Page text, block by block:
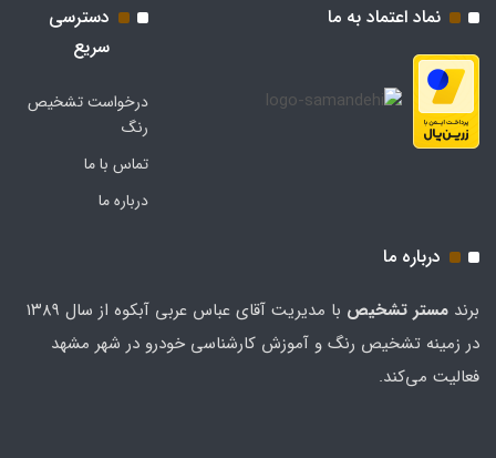
نماد اعتماد به ما
دسترسی
سریع
درخواست تشخیص
رنگ
تماس با ما
درباره ما
درباره ما
برند مستر تشخيص
با مدیریت آقای عباس عربی آبکوه از سال ۱۳۸۹
در زمینه تشخیص رنگ و آموزش کارشناسی خودرو در شهر مشهد
فعالیت می‌کند.